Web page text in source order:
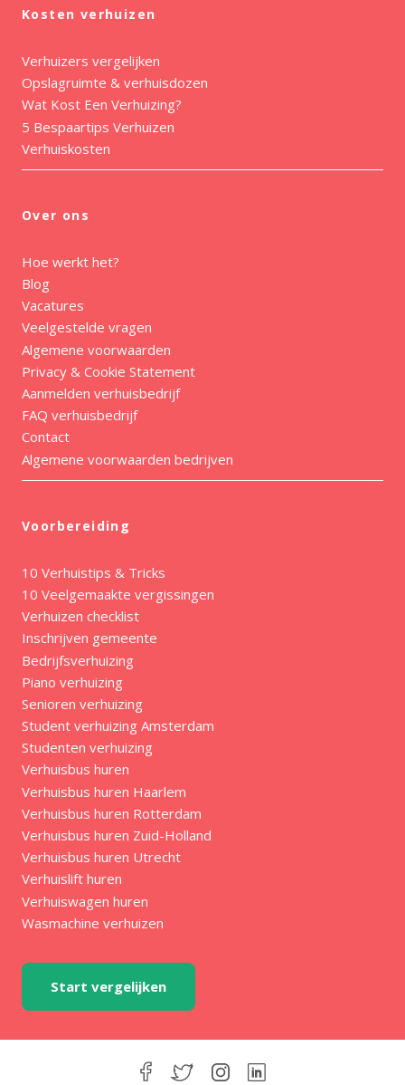
Kosten verhuizen
Verhuizers vergelijken
Opslagruimte & verhuisdozen
Wat Kost Een Verhuizing?
5 Bespaartips Verhuizen
Verhuiskosten
Over ons
Hoe werkt het?
Blog
Vacatures
Veelgestelde vragen
Algemene voorwaarden
Privacy & Cookie Statement
Aanmelden verhuisbedrijf
FAQ verhuisbedrijf
Contact
Algemene voorwaarden bedrijven
Voorbereiding
10 Verhuistips & Tricks
10 Veelgemaakte vergissingen
Verhuizen checklist
Inschrijven gemeente
Bedrijfsverhuizing
Piano verhuizing
Senioren verhuizing
Student verhuizing Amsterdam
Studenten verhuizing
Verhuisbus huren
Verhuisbus huren Haarlem
Verhuisbus huren Rotterdam
Verhuisbus huren Zuid-Holland
Verhuisbus huren Utrecht
Verhuislift huren
Verhuiswagen huren
Wasmachine verhuizen
Start vergelijken